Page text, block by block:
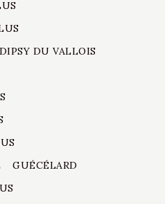
DIPSY DU VALLOIS
GUÉCÉLARD